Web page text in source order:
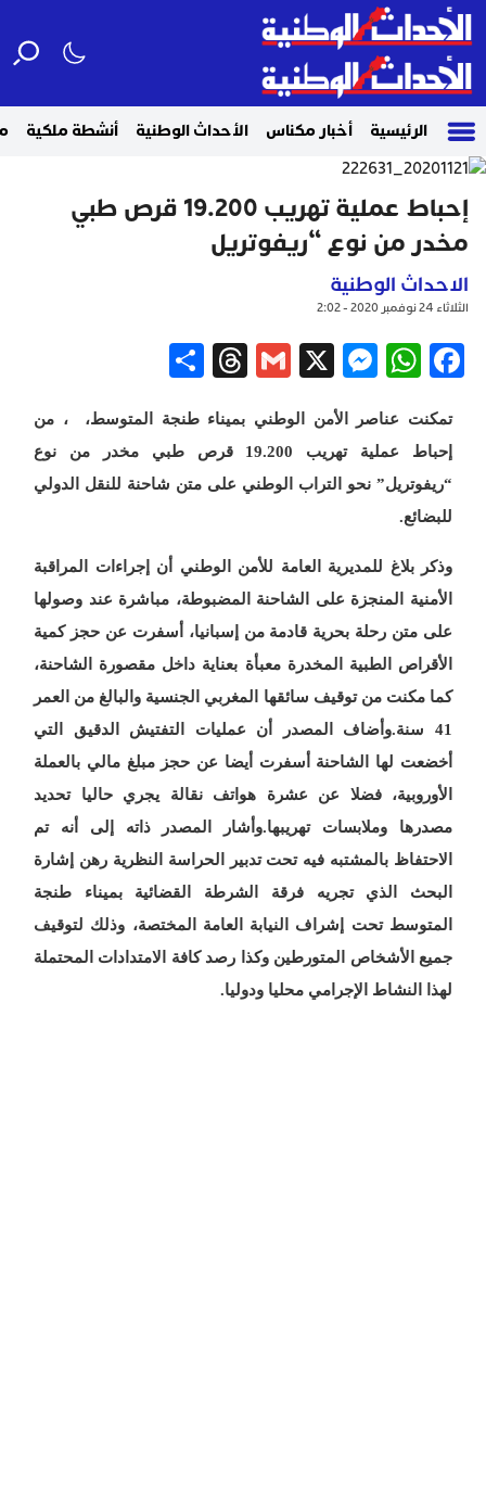
الرئيسية أخبار مكناس الأحداث الوطنية أنشطة ملكية
إحباط عملية تهريب 19.200 قرص طبي
مخدر من نوع “ريفوتريل
الاحداث الوطنية
الثلاثاء 24 نوفمبر 2020 - 2:02
Facebook
WhatsApp
Messenger
X
Gmail
Threads
تمكنت عناصر الأمن الوطني بميناء طنجة المتوسط، ، من
إحباط عملية تهريب 19.200 قرص طبي مخدر من نوع
“ريفوتريل” نحو التراب الوطني على متن شاحنة للنقل الدولي
للبضائع.
وذكر بلاغ للمديرية العامة للأمن الوطني أن إجراءات المراقبة
الأمنية المنجزة على الشاحنة المضبوطة، مباشرة عند وصولها
على متن رحلة بحرية قادمة من إسبانيا، أسفرت عن حجز كمية
الأقراص الطبية المخدرة معبأة بعناية داخل مقصورة الشاحنة،
كما مكنت من توقيف سائقها المغربي الجنسية والبالغ من العمر
41 سنة.وأضاف المصدر أن عمليات التفتيش الدقيق التي
أخضعت لها الشاحنة أسفرت أيضا عن حجز مبلغ مالي بالعملة
الأوروبية، فضلا عن عشرة هواتف نقالة يجري حاليا تحديد
مصدرها وملابسات تهريبها.وأشار المصدر ذاته إلى أنه تم
الاحتفاظ بالمشتبه فيه تحت تدبير الحراسة النظرية رهن إشارة
البحث الذي تجريه فرقة الشرطة القضائية بميناء طنجة
المتوسط تحت إشراف النيابة العامة المختصة، وذلك لتوقيف
جميع الأشخاص المتورطين وكذا رصد كافة الامتدادات المحتملة
لهذا النشاط الإجرامي محليا ودوليا.